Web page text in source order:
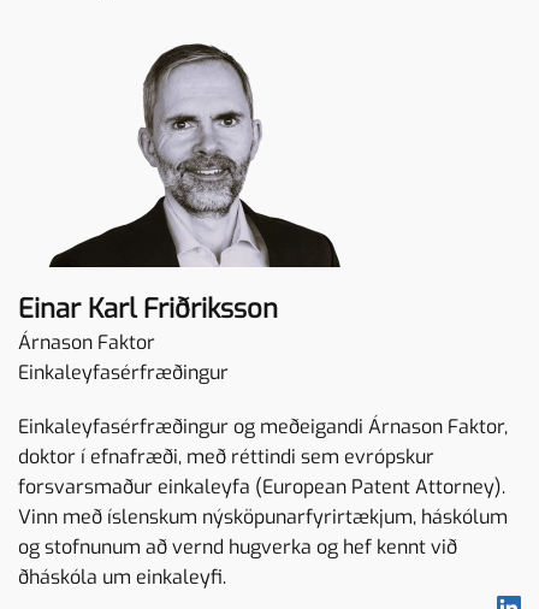
Einar Karl Friðriksson
Árnason Faktor
Einkaleyfasérfræðingur
Einkaleyfasérfræðingur og meðeigandi Árnason Faktor,
doktor í efnafræði, með réttindi sem evrópskur
forsvarsmaður einkaleyfa (European Patent Attorney).
Vinn með íslenskum nýsköpunarfyrirtækjum, háskólum
og stofnunum að vernd hugverka og hef kennt við
ðháskóla um einkaleyfi.